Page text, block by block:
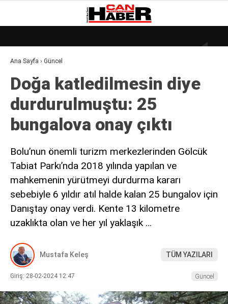
25.5°
GALERİ
DÜNYA
EKONOMI
GÜNDEM
MAGAZIN
SAĞLIK
POLITIKA
ASAYIŞ
DIĞER
Ana Sayfa › Güncel
Doğa katledilmesin diye
durdurulmuştu: 25
bungalova onay çıktı
Bolu’nun önemli turizm merkezlerinden Gölcük
Tabiat Parkı’nda 2018 yılında yapılan ve
mahkemenin yürütmeyi durdurma kararı
sebebiyle 6 yıldır atıl halde kalan 25 bungalov için
Danıştay onay verdi. Kente 13 kilometre
uzaklıkta olan ve her yıl yaklaşık …
Mustafa Keleş TÜM YAZILARI
Giriş: 28-02-2024 12:47 Güncel